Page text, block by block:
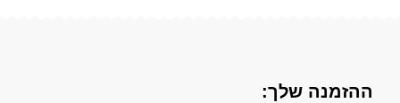
ההזמנה שלך: